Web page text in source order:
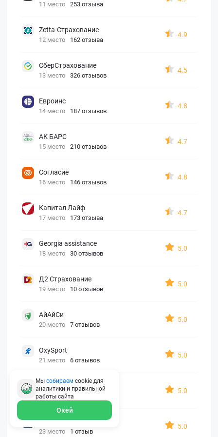
11 место 253 отзыва
Zetta-Страхование
12 место 162 отзыва
4.9
СберСтрахование
13 место 326 отзывов
4.5
Евроинс
14 место 187 отзывов
4.8
АК БАРС
15 место 210 отзывов
4.7
Согласие
16 место 146 отзывов
4.8
Капитал Лайф
17 место 173 отзыва
4.7
Georgia assistance
18 место 30 отзывов
5.0
Д2 Страхование
19 место 10 отзывов
5.0
АйАйСи
20 место 7 отзывов
5.0
OxySport
21 место 6 отзывов
5.0
ERGO AXA
22 место 2 отзыва
5.0
Oxy Travel Premium
23 место 1 отзыв
5.0
Мы собираем cookie для
аналитики и правильной
работы сайта
Окей